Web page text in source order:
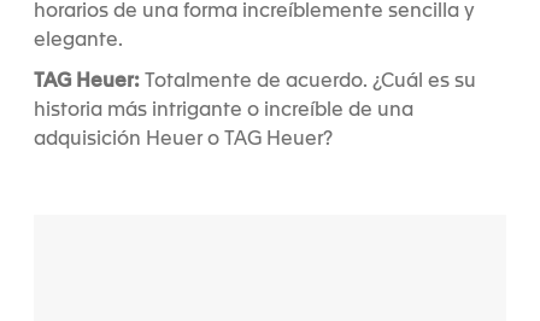
horarios de una forma increíblemente sencilla y
elegante.
TAG Heuer: Totalmente de acuerdo. ¿Cuál es su
historia más intrigante o increíble de una
adquisición Heuer o TAG Heuer?